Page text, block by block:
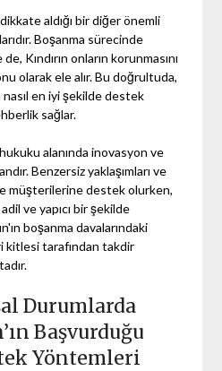
dikkate aldığı bir diğer önemli
Boşanma sürecinde
Kındırın onların korunmasını
olarak ele alır. Bu doğrultuda,
en iyi şekilde destek
sağlar.
alanında inovasyon ve
Benzersiz yaklaşımları ve
müşterilerine destek olurken,
ve yapıcı bir şekilde
boşanma davalarındaki
kitlesi tarafından takdir
Durumlarda
Başvurduğu
Yöntemleri